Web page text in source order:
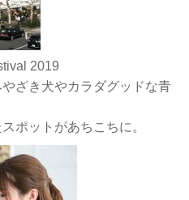
2019
ざき犬やカラダグッドな青
ポットがあちこちに。